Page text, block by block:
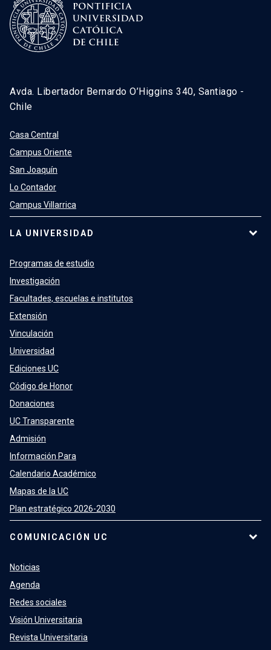
Avda. Libertador Bernardo O’Higgins 340, Santiago -
Chile
Casa Central
Campus Oriente
San Joaquín
Lo Contador
Campus Villarrica
LA UNIVERSIDAD
Programas de estudio
Investigación
Facultades, escuelas e institutos
Extensión
Vinculación
Universidad
Ediciones UC
Código de Honor
Donaciones
UC Transparente
Admisión
Información Para
Calendario Académico
Mapas de la UC
Plan estratégico 2026-2030
COMUNICACIÓN UC
Noticias
Agenda
Redes sociales
Visión Universitaria
Revista Universitaria